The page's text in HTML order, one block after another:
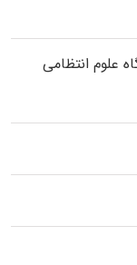
ﻋﻠﻮم انتظامی